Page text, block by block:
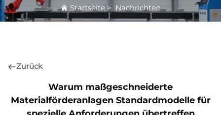
Startseite>Nachrichten
Zurück
Warum maßgeschneiderte
Materialförderanlagen Standardmodelle für